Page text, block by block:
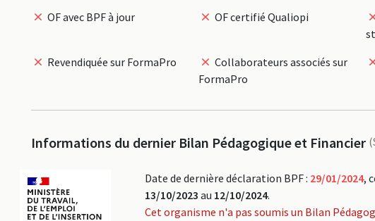
OF avec BPF à jour OF certifié Qualiopi
Revendiquée sur FormaPro
Collaborateurs associés sur
FormaPro
Informations du dernier Bilan Pédagogique et Financier
Date de dernière déclaration BPF : 29/01/2024,
13/10/2023 au 12/10/2024.
Cet organisme n'a pas soumis un Bilan